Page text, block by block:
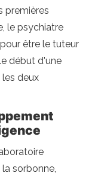
premières
le psychiatre
être le tuteur
début d'une
deux
sorbonne,